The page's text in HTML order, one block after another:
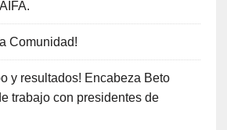
Comunidad!
y resultados! Encabeza Beto
trabajo con presidentes de